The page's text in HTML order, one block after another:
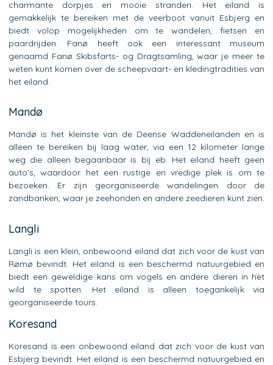
charmante dorpjes en mooie stranden. Het eiland is
gemakkelijk te bereiken met de veerboot vanuit Esbjerg en
biedt volop mogelijkheden om te wandelen, fietsen en
paardrijden. Fanø heeft ook een interessant museum
genaamd Fanø Skibsfarts- og Dragtsamling, waar je meer te
weten kunt komen over de scheepvaart- en kledingtradities van
het eiland.
Mandø
Mandø is het kleinste van de Deense Waddeneilanden en is
alleen te bereiken bij laag water, via een 12 kilometer lange
weg die alleen begaanbaar is bij eb. Het eiland heeft geen
auto’s, waardoor het een rustige en vredige plek is om te
bezoeken. Er zijn georganiseerde wandelingen door de
zandbanken, waar je zeehonden en andere zeedieren kunt zien.
Langli
Langli is een klein, onbewoond eiland dat zich voor de kust van
Rømø bevindt. Het eiland is een beschermd natuurgebied en
biedt een geweldige kans om vogels en andere dieren in het
wild te spotten. Het eiland is alleen toegankelijk via
georganiseerde tours.
Koresand
Koresand is een onbewoond eiland dat zich voor de kust van
Esbjerg bevindt. Het eiland is een beschermd natuurgebied en